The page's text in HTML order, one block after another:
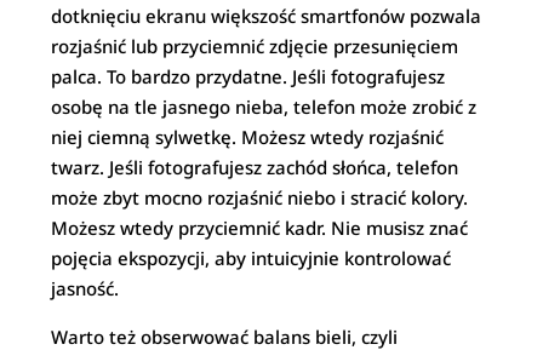
dotknięciu ekranu większość smartfonów pozwala
rozjaśnić lub przyciemnić zdjęcie przesunięciem
palca. To bardzo przydatne. Jeśli fotografujesz
osobę na tle jasnego nieba, telefon może zrobić z
niej ciemną sylwetkę. Możesz wtedy rozjaśnić
twarz. Jeśli fotografujesz zachód słońca, telefon
może zbyt mocno rozjaśnić niebo i stracić kolory.
Możesz wtedy przyciemnić kadr. Nie musisz znać
pojęcia ekspozycji, aby intuicyjnie kontrolować
jasność.
Warto też obserwować balans bieli, czyli